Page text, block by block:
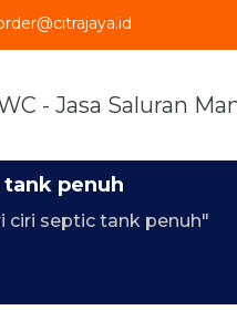
penuh
ciri septic tank penuh"